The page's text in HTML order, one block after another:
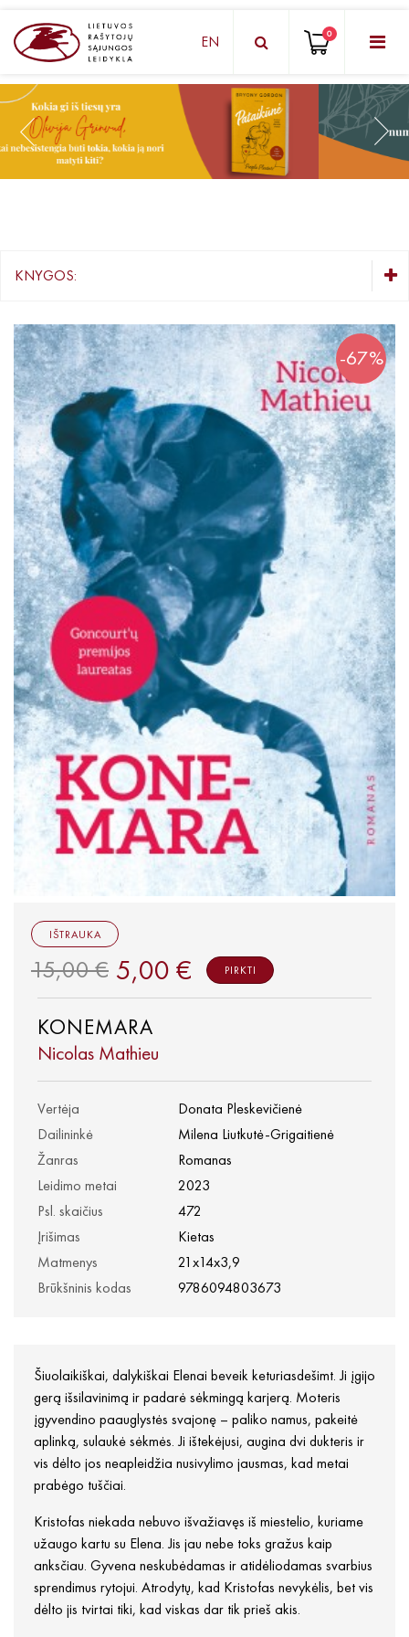
KNYGŲ DĖŽUTĖ - STAIGMENA
Grožinė literatūra
Knygos su autografais
KNYGOS PIGIAU
Išparduota
EN 0
KNYGOS:
Grožinė literatūra
Lietuvių autorių literatūra
Užsienio autorių literatūra
Trileriai, detektyvai
Klasika
Apsakymai, novelės
Poezija, pjesės
Esė
Pirmoji knyga (PK)
Lietuvių literatūros lobynas. XX amžius
Knygos vaikams ir paaugliams
Negrožinė literatūra
El. knygos
Audioknygos
Knygos su autografais
KNYGOS PIGIAU
Išparduota
-67%
KONEMARA
Nicolas Mathieu
Vertėja
Donata Pleskevičienė
Dailininkė
Milena Liutkutė-Grigaitienė
Žanras
Romanas
Leidimo metai
2023
Psl. skaičius
472
Įrišimas
Kietas
Matmenys
21x14x3,9
Brūkšninis kodas
9786094803673
IŠTRAUKA
15,00 € 5,00 € PIRKTI
Šiuolaikiškai, dalykiškai Elenai beveik keturiasdešimt. Ji įgijo
gerą išsilavinimą ir padarė sėkmingą karjerą. Moteris
įgyvendino paauglystės svajonę – paliko namus, pakeitė
aplinką, sulaukė sėkmės. Ji ištekėjusi, augina dvi dukteris ir
vis dėlto jos neapleidžia nusivylimo jausmas, kad metai
prabėgo tuščiai.
Kristofas niekada nebuvo išvažiavęs iš miestelio, kuriame
užaugo kartu su Elena. Jis jau nebe toks gražus kaip
anksčiau. Gyvena neskubėdamas ir atidėliodamas svarbius
sprendimus rytojui. Atrodytų, kad Kristofas nevykėlis, bet vis
dėlto jis tvirtai tiki, kad viskas dar tik prieš akis.